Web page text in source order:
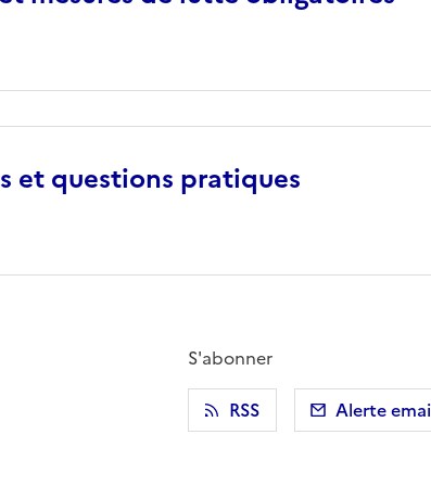
et questions pratiques
S'abonner
RSS
Alerte